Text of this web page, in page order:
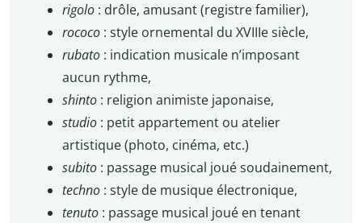
rigolo : drôle, amusant (registre familier),
rococo : style ornemental du XVIIIe siècle,
rubato : indication musicale n’imposant
aucun rythme,
shinto : religion animiste japonaise,
studio : petit appartement ou atelier
artistique (photo, cinéma, etc.)
subito : passage musical joué soudainement,
techno : style de musique électronique,
tenuto : passage musical joué en tenant